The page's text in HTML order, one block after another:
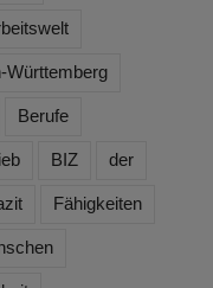
Württemberg
Berufe
BIZ der
Fähigkeiten